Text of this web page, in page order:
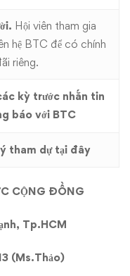
Hội viên tham gia
hệ BTC để có chính
riêng.
kỳ trước nhắn tin
báo với BTC
tham dự tại đây
CỘNG ĐỒNG
Tp.HCM
(Ms.Thảo)